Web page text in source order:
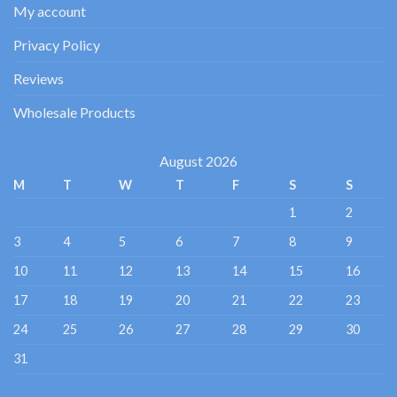
My account
Privacy Policy
Reviews
Wholesale Products
August 2026
M T W T F S
S
1
2
3
4 5 6 7 8
9
10
11 12 13 14 15
16
17
18 19 20 21 22
23
24
25 26 27 28 29
30
31